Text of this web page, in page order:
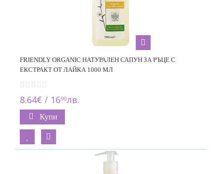
FRIENDLY ORGANIC НАТУРАЛЕН САПУН ЗА РЪЦЕ С
ЕКСТРАКТ ОТ ЛАЙКА 1000 МЛ
8.64€ / 1690лв.
Купи